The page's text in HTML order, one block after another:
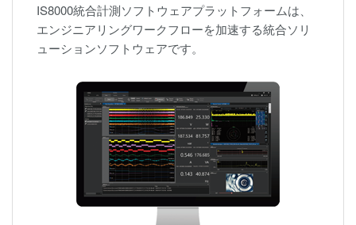
IS8000統合計測ソフトウェアプラットフォームは、
エンジニアリングワークフローを加速する統合ソリ
ューションソフトウェアです。